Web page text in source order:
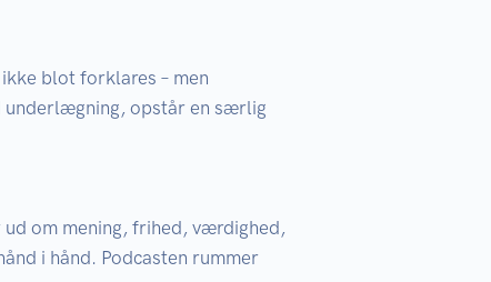
blot forklares – men
underlægning, opstår en særlig
om mening, frihed, værdighed,
i hånd. Podcasten rummer